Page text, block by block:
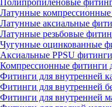
Латунные
Латунные аксиальные
Латунные резьбовые
Чугунные оцинкованные
Аксиальные PPSU фитинги
Компрессионные фитинги
Фитинги для внутренней
Фитинги для внутренней
Фитинги для внутренней